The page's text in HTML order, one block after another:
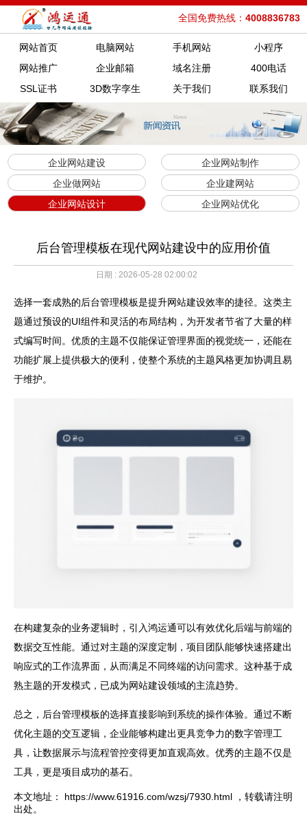
全国免费热线： 4008836783
网站首页 电脑网站 手机网站
小程序
网站推广
企业邮箱 域名注册
400电话
SSL证书
3D数字孪生 关于我们 联系我们
企业网站建设
企业网站制作
企业做网站
企业建网站
企业网站设计
企业网站优化
后台管理模板在现代网站建设中的应用价值
日期 : 2026-05-28 02:00:02
选择一套成熟的后台管理模板是提升网站建设效率的捷径。这类主
题通过预设的UI组件和灵活的布局结构，为开发者节省了大量的样
式编写时间。优质的主题不仅能保证管理界面的视觉统一，还能在
功能扩展上提供极大的便利，使整个系统的主题风格更加协调且易
于维护。
在构建复杂的业务逻辑时，引入鸿运通可以有效优化后端与前端的
数据交互性能。通过对主题的深度定制，项目团队能够快速搭建出
响应式的工作流界面，从而满足不同终端的访问需求。这种基于成
熟主题的开发模式，已成为网站建设领域的主流趋势。
总之，后台管理模板的选择直接影响到系统的操作体验。通过不断
优化主题的交互逻辑，企业能够构建出更具竞争力的数字管理工
具，让数据展示与流程管控变得更加直观高效。优秀的主题不仅是
工具，更是项目成功的基石。
本文地址： https://www.61916.com/wzsj/7930.html
，转载请注明
出处。